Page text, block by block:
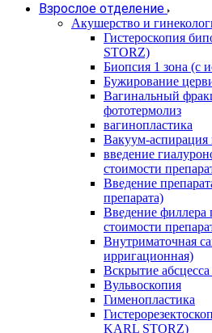
Взрослое отделение
Акушерство и
Гистероскопия
STORZ)
Биопсия 1 зона (с
Бужирование
Вагинальный
фототермолиз
вагинопластика
Вакуум-аспирация
введение
стоимости
Введение
препарата)
Введение филлера
стоимости
Внутриматочная
ирригационная)
Вскрытие
Вульвоскопия
Гименопластика
KARL STORZ)